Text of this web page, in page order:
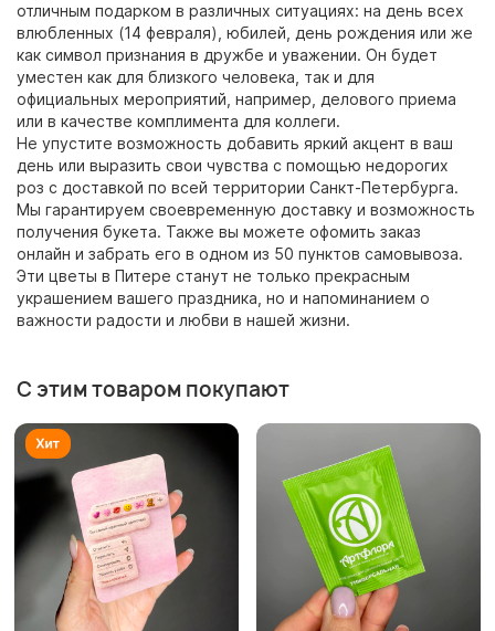
отличным подарком в различных ситуациях: на день всех
влюбленных (14 февраля), юбилей, день рождения или же
как символ признания в дружбе и уважении. Он будет
уместен как для близкого человека, так и для
официальных мероприятий, например, делового приема
или в качестве комплимента для коллеги.
Не упустите возможность добавить яркий акцент в ваш
день или выразить свои чувства с помощью недорогих
роз с доставкой по всей территории Санкт-Петербурга.
Мы гарантируем своевременную доставку и возможность
получения букета. Также вы можете офомить заказ
онлайн и забрать его в одном из 50 пунктов самовывоза.
Эти цветы в Питере станут не только прекрасным
украшением вашего праздника, но и напоминанием о
важности радости и любви в нашей жизни.
С этим товаром покупают